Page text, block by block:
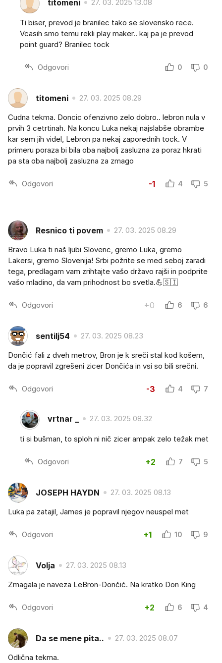
titomeni 27. 03. 2025 13.08
Ti biser, prevod je branilec tako se slovensko rece.
Vcasih smo temu rekli play maker.. kaj pa je prevod
point guard? Branilec tock
Odgovori 0 0
titomeni 27. 03. 2025 08.29
Cudna tekma. Doncic ofenzivno zelo dobro.. lebron nula v
prvih 3 cetrtinah. Na koncu Luka nekaj najslabše obrambe
kar sem jih videl, Lebron pa nekaj zaporednih tock. V
primeru poraza bi bila oba najbolj zasluzna za poraz hkrati
pa sta oba najbolj zasluzna za zmago
Odgovori -1 4 5
Resnico ti povem 27. 03. 2025 08.29
Bravo Luka ti naš ljubi Slovenc, gremo Luka, gremo
Lakersi, gremo Slovenija! Srbi požrite se med seboj zaradi
tega, predlagam vam zrihtajte vašo državo rajši in podprite
vašo mladino, da vam prihodnost bo svetla.💪🇸🇮
Odgovori +0 6 6
sentilj54 27. 03. 2025 08.23
Dončić fali z dveh metrov, Bron je k sreči stal kod košem,
da je popravil zgrešeni zicer Dončića in vsi so bili srečni.
Odgovori -3 4 7
vrtnar _ 27. 03. 2025 08.32
ti si bušman, to sploh ni nič zicer ampak zelo težak met
Odgovori +2 7 5
JOSEPH HAYDN 27. 03. 2025 08.13
Luka pa zatajil, James je popravil njegov neuspel met
Odgovori +1 10 9
Volja 27. 03. 2025 08.13
Zmagala je naveza LeBron-Dončić. Na kratko Don King
Odgovori +2 6 4
Da se mene pita.. 27. 03. 2025 08.07
Odlična tekma.